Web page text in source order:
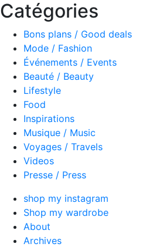
Catégories
Bons plans / Good deals
Mode / Fashion
Événements / Events
Beauté / Beauty
Lifestyle
Food
Inspirations
Musique / Music
Voyages / Travels
Videos
Presse / Press
shop my instagram
Shop my wardrobe
About
Archives